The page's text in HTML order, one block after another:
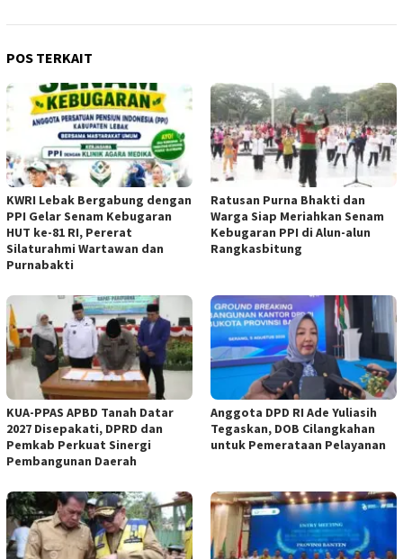
POS TERKAIT
KWRI Lebak Bergabung dengan
PPI Gelar Senam Kebugaran
HUT ke-81 RI, Pererat
Silaturahmi Wartawan dan
Purnabakti
Ratusan Purna Bhakti dan
Warga Siap Meriahkan Senam
Kebugaran PPI di Alun-alun
Rangkasbitung
KUA-PPAS APBD Tanah Datar
2027 Disepakati, DPRD dan
Pemkab Perkuat Sinergi
Pembangunan Daerah
Anggota DPD RI Ade Yuliasih
Tegaskan, DOB Cilangkahan
untuk Pemerataan Pelayanan